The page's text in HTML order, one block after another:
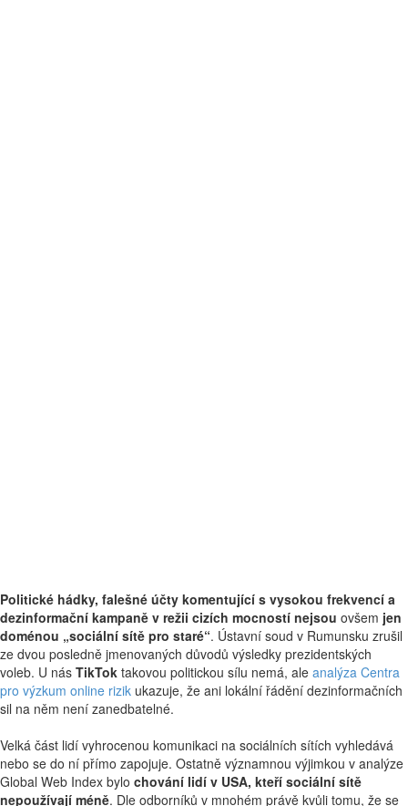
Politické hádky, falešné účty komentující s vysokou frekvencí a
dezinformační kampaně v režii cizích mocností nejsou ovšem jen
doménou „sociální sítě pro staré“. Ústavní soud v Rumunsku zrušil
ze dvou posledně jmenovaných důvodů výsledky prezidentských
voleb. U nás TikTok takovou politickou sílu nemá, ale analýza Centra
pro výzkum online rizik ukazuje, že ani lokální řádění dezinformačních
sil na něm není zanedbatelné.
Velká část lidí vyhrocenou komunikaci na sociálních sítích vyhledává
nebo se do ní přímo zapojuje. Ostatně významnou výjimkou v analýze
Global Web Index bylo chování lidí v USA, kteří sociální sítě
nepoužívají méně. Dle odborníků v mnohém právě kvůli tomu, že se